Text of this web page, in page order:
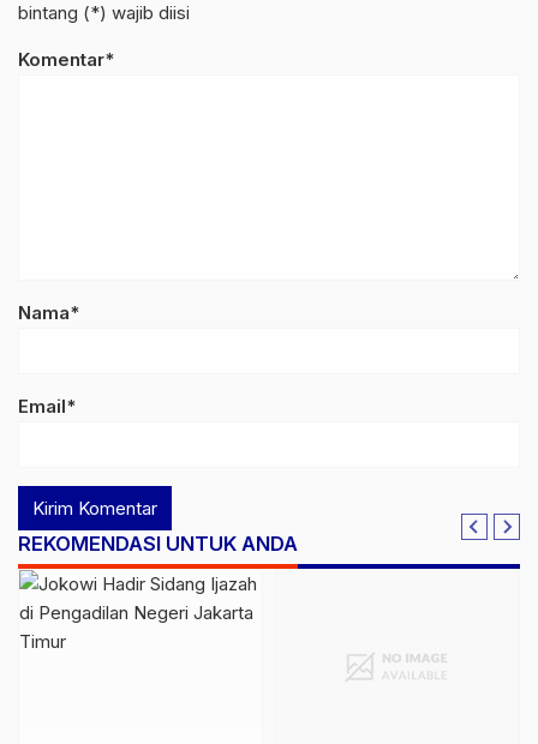
bintang (*) wajib diisi
Komentar*
Nama*
Email*
REKOMENDASI UNTUK ANDA